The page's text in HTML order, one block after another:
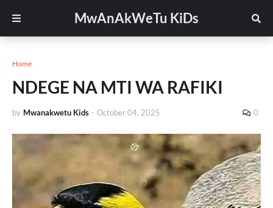
MwAnAkWeTu KiDs
Home
NDEGE NA MTI WA RAFIKI
by Mwanakwetu Kids - October 04, 2025 0